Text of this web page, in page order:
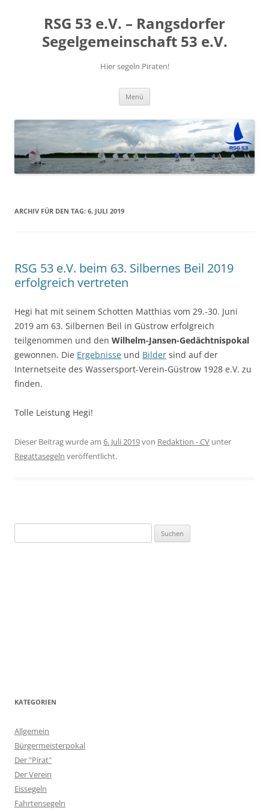
RSG 53 e.V. – Rangsdorfer
Segelgemeinschaft 53 e.V.
Hier segeln Piraten!
Menü
ARCHIV FÜR DEN TAG: 6. JULI 2019
RSG 53 e.V. beim 63. Silbernes Beil 2019
erfolgreich vertreten
Hegi hat mit seinem Schotten Matthias vom 29.-30. Juni
2019 am 63. Silbernen Beil in Güstrow erfolgreich
teilgenommen und den Wilhelm-Jansen-Gedächtnispokal
gewonnen. Die Ergebnisse und Bilder sind auf der
Internetseite des Wassersport-Verein-Güstrow 1928 e.V. zu
finden.
Tolle Leistung Hegi!
Dieser Beitrag wurde am 6. Juli 2019von Redaktion - CV unter
Regattasegeln veröffentlicht.
nach:
KATEGORIEN
Allgemein
Bürgermeisterpokal
Der "Pirat"
Der Verein
Eissegeln
Fahrtensegeln